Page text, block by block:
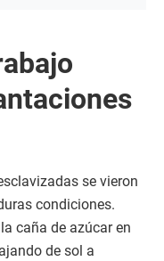
se vieron
condiciones.
caña de azúcar en
de sol a